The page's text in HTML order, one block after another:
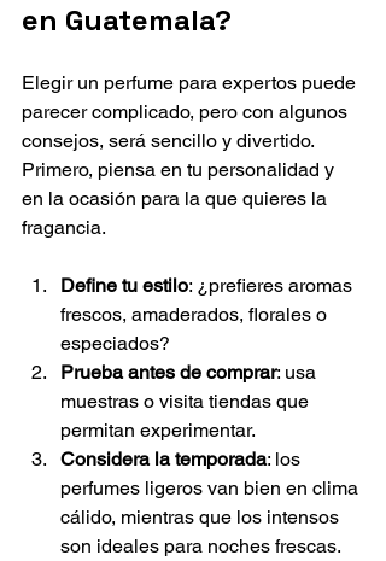
en Guatemala?
Elegir un perfume para expertos puede
parecer complicado, pero con algunos
consejos, será sencillo y divertido.
Primero, piensa en tu personalidad y
en la ocasión para la que quieres la
fragancia.
Define tu estilo: ¿prefieres aromas
frescos, amaderados, florales o
especiados?
Prueba antes de comprar: usa
muestras o visita tiendas que
permitan experimentar.
Considera la temporada: los
perfumes ligeros van bien en clima
cálido, mientras que los intensos
son ideales para noches frescas.